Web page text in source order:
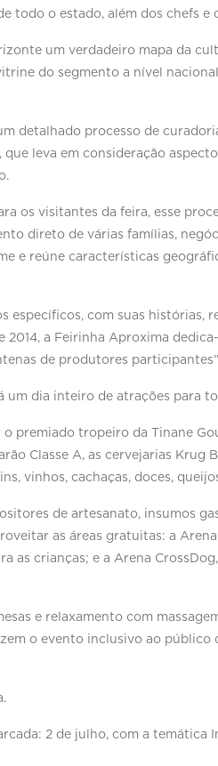
todo o estado, além dos chefs e
um verdadeiro mapa da
do segmento a nível
detalhado processo de
leva em consideração
os visitantes da feira, esse
direto de várias famílias,
e reúne características
específicos, com suas histórias,
a Feirinha Aproxima
de produtores
dia inteiro de atrações para
premiado tropeiro da Tinane
Classe A, as cervejarias Krug
vinhos, cachaças, doces,
de artesanato, insumos
as áreas gratuitas: a
as crianças; e a Arena
e relaxamento com
o evento inclusivo ao público
2 de julho, com a temática